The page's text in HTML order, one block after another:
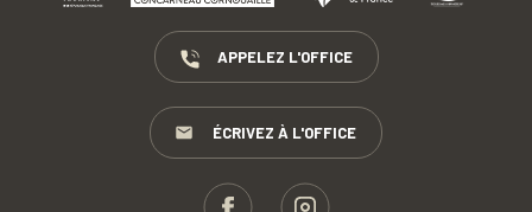
APPELEZ L'OFFICE
ÉCRIVEZ À L'OFFICE